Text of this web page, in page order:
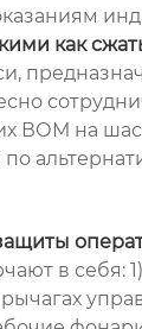
как
ВОМ на
в себя: